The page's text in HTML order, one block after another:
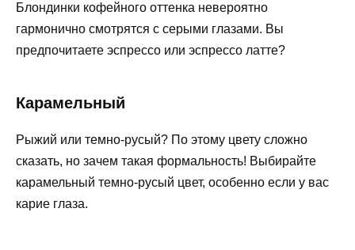
Блондинки кофейного оттенка невероятно
гармонично смотрятся с серыми глазами. Вы
предпочитаете эспрессо или эспрессо латте?
Карамельный
Рыжий или темно-русый? По этому цвету сложно
сказать, но зачем такая формальность! Выбирайте
карамельный темно-русый цвет, особенно если у вас
карие глаза.